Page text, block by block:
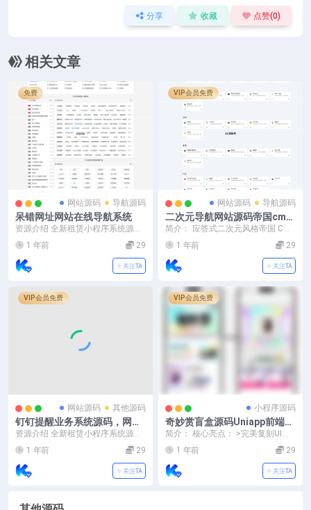
分享 收藏 点赞(0)
相关文章
免费
网站源码 导航源码
呆错网址网站在线导航系统
资源介绍 全新租赁小程序系统源
码 基于thinkphp+uniapp开发的租
赁商...1 年前 29
关注TA
VIP会员免费
网站源码 导航源码
二次元导航网站源码帝国cms
模板源码帝国二次元导航新闻
下载源码
简介： 应答式二次元风格帝国 CMS
模板源码，此模板适配帝国 CMS 7.
5 U...1 年前 29
关注TA
VIP会员免费
网站源码 其他源码
钉钉提醒业务系统源码，网站
定时钉钉提醒业务系统
资源介绍 全新租赁小程序系统源
码 基于thinkphp+uniapp开发的租
赁商...1 年前 29
关注TA
VIP会员免费
小程序源码
奇妙赏盲盒源码Uniapp前端_
无限回调
简介： 核心亮点： >完美复刻UI：
前端界面1:1高度还原百度网盘“奇
妙...1 年前 29
关注TA